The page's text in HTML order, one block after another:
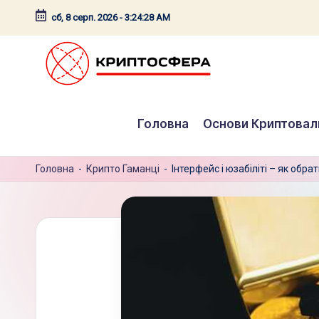
Перейти
сб, 8 серп. 2026- 3:24:29 AM
y
p
t
Головна Основи
Головна - Крипто Гаманці - Інтерфейс і юзабіліті – як